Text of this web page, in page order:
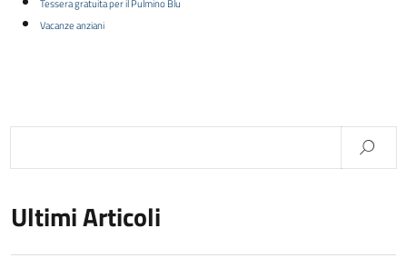
Tessera gratuita per il Pulmino Blu
Vacanze anziani
Ultimi Articoli